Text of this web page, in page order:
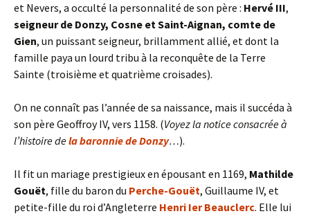
et Nevers, a occulté la personnalité de son père : Hervé III,
seigneur de Donzy, Cosne et Saint-Aignan, comte de
Gien, un puissant seigneur, brillamment allié, et dont la
famille paya un lourd tribu à la reconquête de la Terre
Sainte (troisième et quatrième croisades).
On ne connaît pas l’année de sa naissance, mais il succéda à
son père Geoffroy IV, vers 1158. (Voyez la notice consacrée à
l’histoire dela baronnie de Donzy…).
Il fit un mariage prestigieux en épousant en 1169, Mathilde
Gouët, fille du baron du Perche-Gouët, Guillaume IV, et
petite-fille du roi d’Angleterre Henri Ier Beauclerc. Elle lui